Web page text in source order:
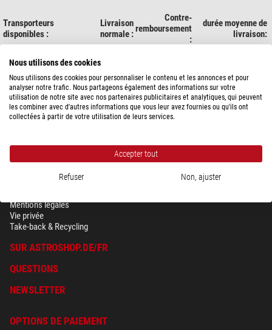
Transporteurs
disponibles :
Livraison
normale :
Contre-
remboursement
:
durée moyenne de
livraison:
DHL Express 24,90 $
Afficher la vue d'ensemble des frais d'expédition en fonction du poids du
colis, pour le pays sélectionné ci-dessus.
SÉCURITÉ & VIE PRIVÉE
Mentions légales
Vie privée
Take-back & Recycling
SUR ASTROSHOP.DE/FR
QUESTIONS
NEWSLETTER
OPTIONS DE PAIEMENT
Nous utilisons des cookies
Nous utilisons des cookies pour personnaliser le contenu et les annonces et pour
analyser notre trafic. Nous partageons également des informations sur votre
utilisation de notre site avec nos partenaires publicitaires et analytiques, qui peuvent
les combiner avec d'autres informations que vous leur avez fournies ou qu'ils ont
collectées à partir de votre utilisation de leurs services.
Accepter tout
Refuser Non, ajuster